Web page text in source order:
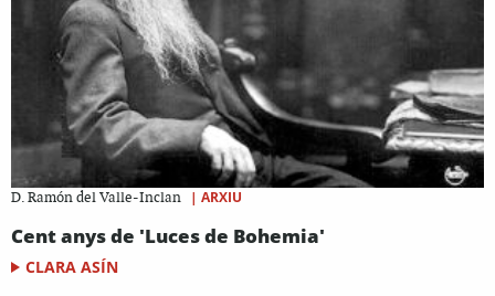
D. Ramón del Valle-Inclan | ARXIU
Cent anys de 'Luces de Bohemia'
CLARA ASÍN